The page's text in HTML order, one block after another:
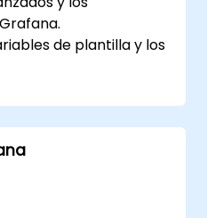
de plantilla y los
de Consulta de
Language) para
el rendimiento